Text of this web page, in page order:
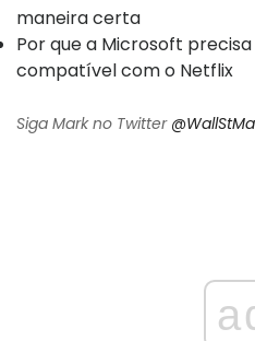
maneira certa
Por que a Microsoft
compatível com o Netflix
Siga Mark no Twitter